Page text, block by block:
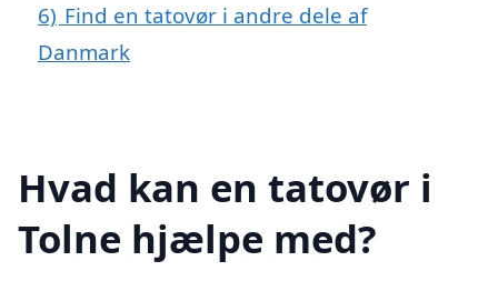
6) Find en tatovør i andre dele af
Danmark
Hvad kan en tatovør i
Tolne hjælpe med?